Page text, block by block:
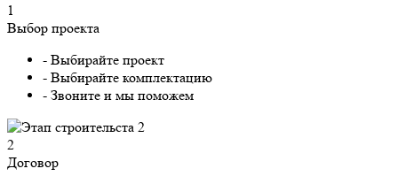
1
Выбор проекта
- Выбирайте проект
- Выбирайте комплектацию
- Звоните и мы поможем
2
Договор